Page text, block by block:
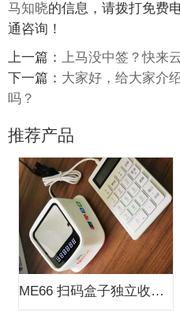
马知晓的信息，请拨打免费
通咨询！
上一篇： 上马没中签？快来
下一篇： 大家好，给大家介
吗？
推荐产品
ME66 扫码盒子独立收款支付盒子